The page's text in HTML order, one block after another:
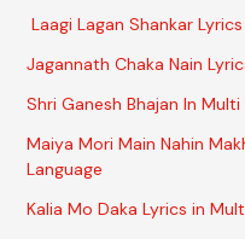
Laagi Lagan Shankar
Jagannath Chaka Nain
Shri Ganesh Bhajan In Multi
Maiya Mori Main Nahin
Language
Kalia Mo Daka Lyrics in